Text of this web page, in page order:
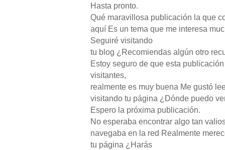
Hasta pronto.
Qué maravillosa publicación la que
aquí Es un tema que me interesa
Seguiré visitando
tu blog ¿Recomiendas algún otro
Estoy seguro de que esta
visitantes,
realmente es muy buena Me gustó
visitando tu página ¿Dónde puedo
Espero la próxima publicación.
No esperaba encontrar algo tan
navegaba en la red Realmente
tu página ¿Harás